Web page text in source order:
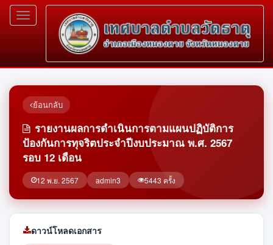
Toggle
navigation
ย้อนกลับ
รายงานผลการดำเนินการตามแผนปฏิบัติการ
ป้องกันการทุจริตประจำปีงบประมาณ พ.ศ. 2567
รอบ 12 เดือน
12 พ.ย. 2567 admin3 5443 ครั้ง
ดาวน์โหลดเอกสาร